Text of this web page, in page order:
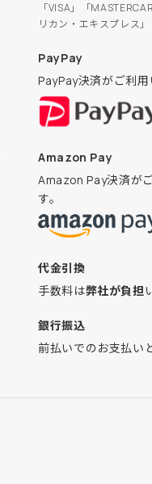
「VISA」「
リカン・エキスプレス」
PayPay
PayPay決済がご利用
Amazon Pay
Amazon Pay決済が
す。
代金引換
手数料は弊社が負担
銀行振込
前払いでのお支払い